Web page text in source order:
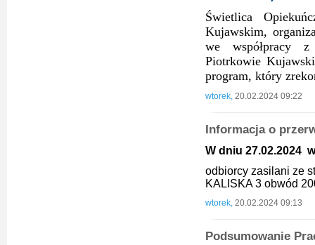
Świetlica
Kujawskim,
we współpracy
Piotrkowie
program, który
wtorek, 20.02.2024 09:22
Informacja o
W dniu 27.02.2024
odbiorcy zasilani ze
KALISKA 3 obwód
wtorek, 20.02.2024 09:13
Podsumowanie